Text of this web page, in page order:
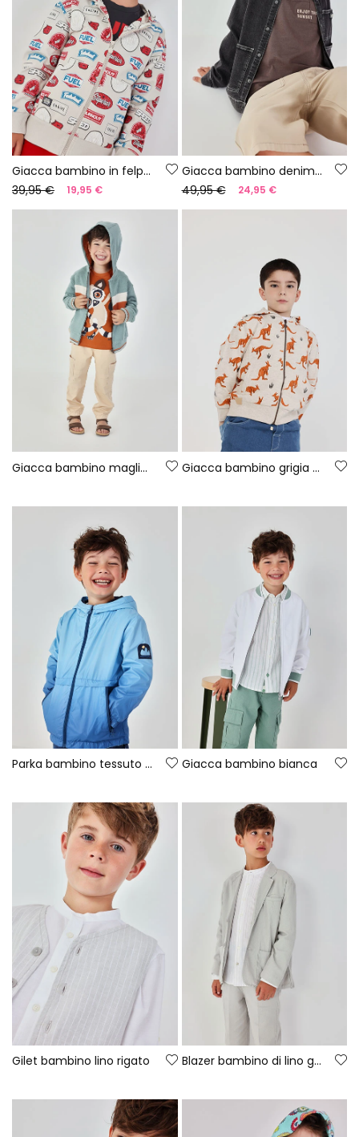
Giacca bambino in felpa stampata
39,95 €
19,95 €
Giacca bambino denim grigia
49,95 €
24,95 €
Giacca bambino maglia verde Giacca bambino grigia con tasche kangaroo
Parka bambino tessuto tecnico blu Giacca bambino bianca
Gilet bambino lino rigato Blazer bambino di lino grigio